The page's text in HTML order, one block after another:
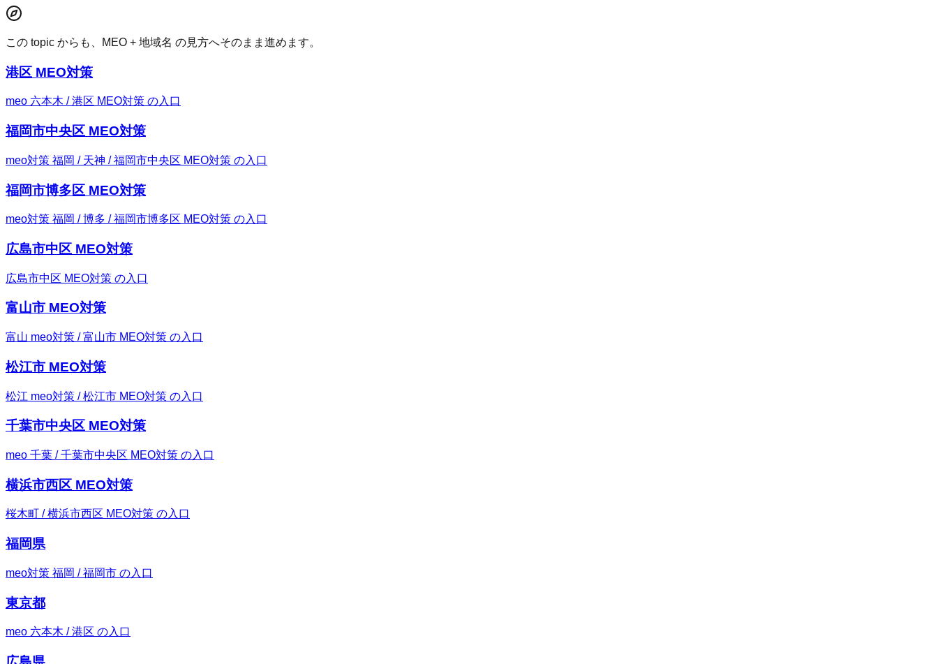
この topic からも、MEO + 地域名 の見方へそのまま進めます。
港区 MEO対策
meo 六本木 / 港区 MEO対策 の入口
福岡市中央区 MEO対策
meo対策 福岡 / 天神 / 福岡市中央区 MEO対策 の入口
福岡市博多区 MEO対策
meo対策 福岡 / 博多 / 福岡市博多区 MEO対策 の入口
広島市中区 MEO対策
広島市中区 MEO対策 の入口
富山市 MEO対策
富山 meo対策 / 富山市 MEO対策 の入口
松江市 MEO対策
松江 meo対策 / 松江市 MEO対策 の入口
千葉市中央区 MEO対策
meo 千葉 / 千葉市中央区 MEO対策 の入口
横浜市西区 MEO対策
桜木町 / 横浜市西区 MEO対策 の入口
福岡県
meo対策 福岡 / 福岡市 の入口
東京都
meo 六本木 / 港区 の入口